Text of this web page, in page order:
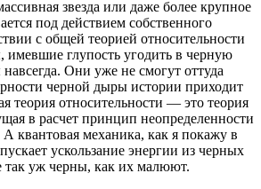
звезда или даже более крупное
под действием собственного
с общей теорией относительности
глупость угодить в черную
Они уже не смогут оттуда
черной дыры истории приходит
теория относительности — это теория
в расчет принцип неопределенности
квантовая механика, как я покажу в
ускользание энергии из черных
уж черны, как их малюют.